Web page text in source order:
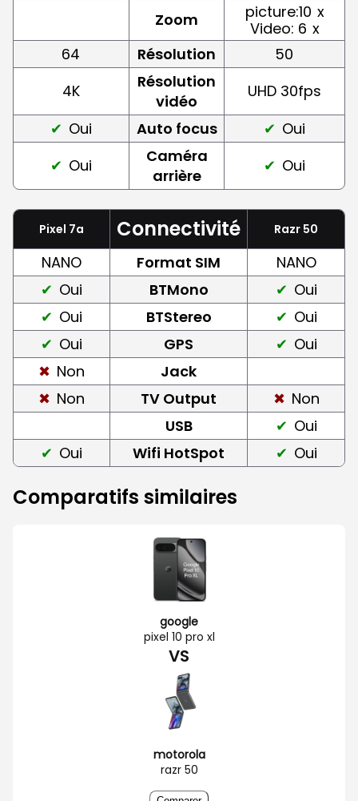
Zoom picture:10 x
Video: 6 x
64
Résolution
50
4K
Résolution
vidéo
UHD 30fps
Oui
Auto focus
Oui
Oui
Caméra
arrière
Oui
Pixel 7a Connectivité Razr 50
NANO Format SIM
NANO
Oui
BTMono
Oui
Oui
BTStereo
Oui
Oui
GPS
Oui
Non
Jack
Non
TV Output
Non
USB
Oui
Oui
Wifi HotSpot Oui
Comparatifs similaires
google
pixel 10 pro xl
VS
motorola
razr 50